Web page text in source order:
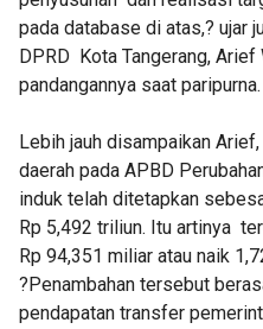
pada database di atas,? ujar
DPRD Kota Tangerang,
pandangannya saat paripurna.
Lebih jauh disampaikan
daerah pada APBD
induk telah ditetapkan
Rp 5,492 triliun. Itu artinya
Rp 94,351 miliar atau naik
?Penambahan tersebut
pendapatan transfer